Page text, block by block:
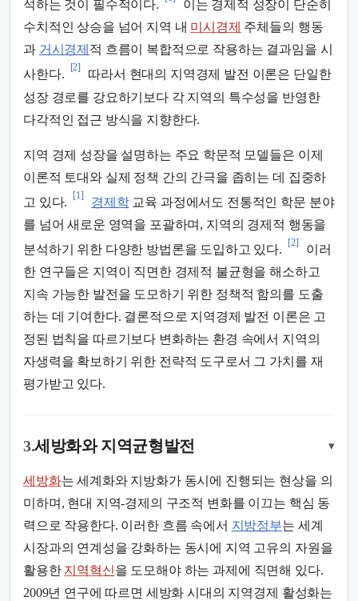
석하는 것이 필수적이다.
이는 경제적 성장이 단순히
수치적인 상승을 넘어 지역 내 미시경제 주체들의 행동
과 거시경제 적 흐름이 복합적으로 작용하는 결과임을 시
사한다.
[2]
따라서 현대의 지역경제 발전 이론은 단일한
성장 경로를 강요하기보다 각 지역의 특수성을 반영한
다각적인 접근 방식을 지향한다.
지역 경제 성장을 설명하는 주요 학문적 모델들은 이제
이론적 토대와 실제 정책 간의 간극을 좁히는 데 집중하
고 있다.
[1]
경제학교육 과정에서도 전통적인 학문 분야
를 넘어 새로운 영역을 포괄하며, 지역의 경제적 행동을
분석하기 위한 다양한 방법론을 도입하고 있다.
[2]
이러
한 연구들은 지역이 직면한 경제적 불균형을 해소하고
지속 가능한 발전을 도모하기 위한 정책적 함의를 도출
하는 데 기여한다. 결론적으로 지역경제 발전 이론은 고
정된 법칙을 따르기보다 변화하는 환경 속에서 지역의
자생력을 확보하기 위한 전략적 도구로서 그 가치를 재
평가받고 있다.
3.세방화와 지역균형발전 ▾
세방화는 세계화와 지방화가 동시에 진행되는 현상을 의
미하며, 현대 지역-경제의 구조적 변화를 이끄는 핵심 동
력으로 작용한다. 이러한 흐름 속에서 지방정부는 세계
시장과의 연계성을 강화하는 동시에 지역 고유의 자원을
활용한 지역혁신을 도모해야 하는 과제에 직면해 있다.
2009년 연구에 따르면 세방화 시대의 지역경제 활성화는